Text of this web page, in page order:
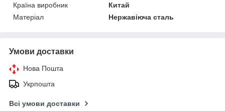
Країна виробник
Китай
Матеріал
Нержавіюча сталь
Умови доставки
Нова Пошта
Укрпошта
Всі умови доставки